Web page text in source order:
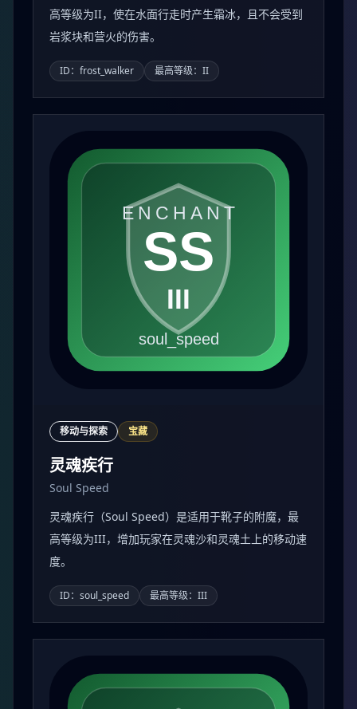
高等级为II，使在水面行走时产生霜冰，且不会受到
岩浆块和营火的伤害。
ID：frost_walker 最高等级：II
移动与探索 宝藏
灵魂疾行
Soul Speed
灵魂疾行（Soul Speed）是适用于靴子的附魔，最
高等级为III，增加玩家在灵魂沙和灵魂土上的移动速
度。
ID：soul_speed 最高等级：III